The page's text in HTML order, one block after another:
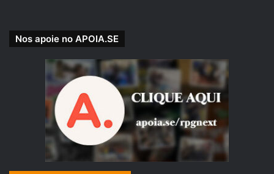
Comuor: Principal divindade reverenciada em Império. É
considerado o deus da informação, seus clérigos podem
usar magias de luz e informação. É a única divindade que
responde diretamente aos altos clérigos do Império nas
câmaras centrais da Assembleia de Comuor.
Nos apoie no APOIA.SE